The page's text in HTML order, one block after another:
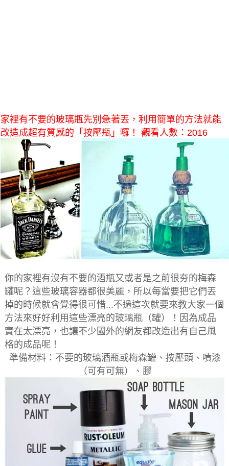
家裡有不要的玻璃瓶先別急著丟，利用簡單的方法就能
改造成超有質感的「按壓瓶」囉！ 觀看人數：2016
你的家裡有沒有不要的酒瓶又或者是之前很夯的梅森
罐呢？這些玻璃容器都很美麗，所以每當要把它們丟
掉的時候就會覺得很可惜...不過這次就要來教大家一個
方法來好好利用這些漂亮的玻璃瓶（罐）！因為成品
實在太漂亮，也讓不少國外的網友都改造出有自己風
格的成品呢！
準備材料：不要的玻璃酒瓶或梅森罐、按壓頭、噴漆
（可有可無）、膠